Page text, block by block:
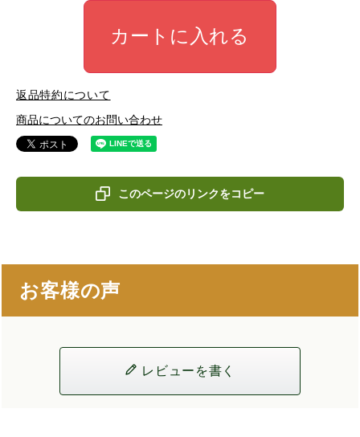
カートに入れる
返品特約について
商品についてのお問い合わせ
このページのリンクをコピー
お客様の声
レビューを書く